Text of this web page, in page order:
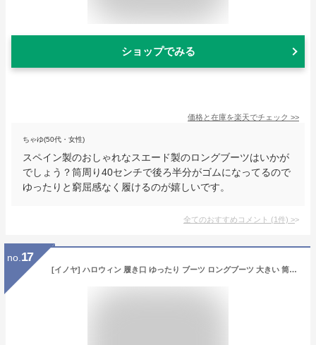
ショップでみる
価格と在庫を楽天でチェック >>
ちゃゆ(50代・女性)
スペイン製のおしゃれなスエード製のロングブーツはいかが
でしょう？筒周り40センチで後ろ半分がゴムになってるので
ゆったりと窮屈感なく履けるのが嬉しいです。
全てのおすすめコメント (1件) >
no. 17
[イノヤ] ハロウィン 履き口 ゆったり ブーツ ロングブーツ 大きい 筒周り ゆったり ブーツ ふくらはぎ ブラック/大きい 24.5cm 太め ブーツ ジョッキーブーツ レディースブーツ レディースロングブーツ ぺたんこ ゆったりロングブーツ 黒 （コットン)